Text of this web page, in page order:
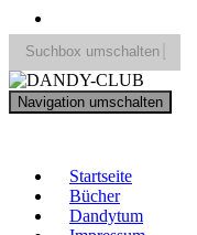
Suchbox umschalten
Search
for:
Navigation umschalten
Startseite
Bücher
Dandytum